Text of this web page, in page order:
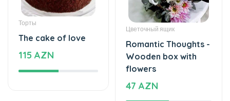
Торты
The cake of love
115 AZN
Цветочный ящик
Romantic Thoughts -
Wooden box with
flowers
47 AZN